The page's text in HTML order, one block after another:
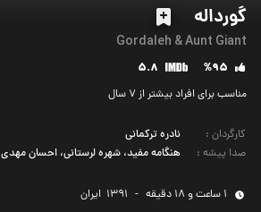
گورداله
Gordaleh & Aunt Giant
%95
5.8
مناسب برای افراد بیشتر از 7 سال
کارگردان :
نادره ترکمانی
صدا پیشه : هنگامه مفید، شهره لرستانی، احسان مهدی
1 ساعت و 18 دقیقه -
1391 ‌ ایران